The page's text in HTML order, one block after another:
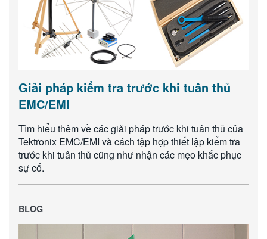
Giải pháp kiểm tra trước khi tuân thủ
EMC/EMI
Tìm hiểu thêm về các giải pháp trước khi tuân thủ của
Tektronix EMC/EMI và cách tập hợp thiết lập kiểm tra
trước khi tuân thủ cũng như nhận các mẹo khắc phục
sự cố.
BLOG